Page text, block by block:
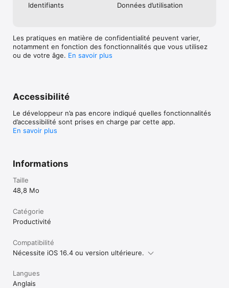
Identifiants
Données d’utilisation
Les pratiques en matière de confidentialité peuvent varier,
notamment en fonction des fonctionnalités que vous utilisez
ou de votre âge. En savoir plus
Accessibilité
Le développeur n’a pas encore indiqué quelles fonctionnalités
d’accessibilité sont prises en charge par cette app.
En savoir plus
Informations
Taille
48,8 Mo
Catégorie
Productivité
Compatibilité
Nécessite iOS 16.4 ou version ultérieure.
Langues
Anglais